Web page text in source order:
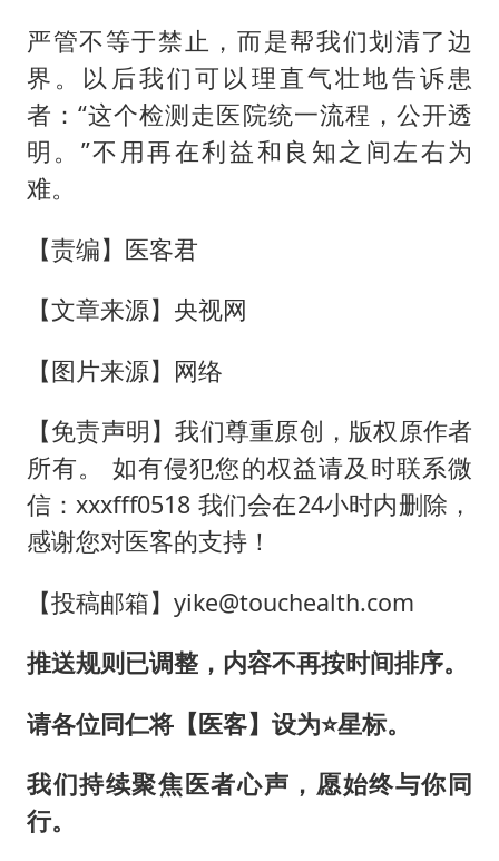
严管不等于禁止，而是帮我们划清了边
界。以后我们可以理直气壮地告诉患
者：“这个检测走医院统一流程，公开透
明。”不用再在利益和良知之间左右为
难。
【责编】医客君
【文章来源】央视网
【图片来源】网络
【免责声明】我们尊重原创，版权原作者
所有。 如有侵犯您的权益请及时联系微
信：xxxfff0518 我们会在24小时内删除，
感谢您对医客的支持！
【投稿邮箱】yike@touchealth.com
推送规则已调整，内容不再按时间排序。
请各位同仁将【医客】设为⭐星标。
我们持续聚焦医者心声，愿始终与你同
行。